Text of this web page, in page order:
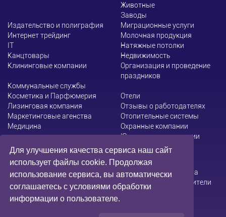
Для улучшения качества сервиса наш сайт
использует файлы cookie. Продолжая
использование сервиса, вы автоматически
соглашаетесь с условиями обработки
информации о пользователе.
Животные
Заводы
Издательство и полиграфия
Интернет трейдинг
ІТ
Канцтовары
Клининговые компании
Коммунальные службы
Косметика и Парфюмерия
Лизинговая компания
Маркетинговые агенства
Медицина
Миграционные услуги
Молочная продукция
Натяжные потолки
Недвижимость
Организация и проведение
праздников
Отели
Отзывы о работодателях
Отопительные системы
Охранные компании
Юридические компании
Администрация сайта не несет ответственности за
содержание информации, которую размещают посетители